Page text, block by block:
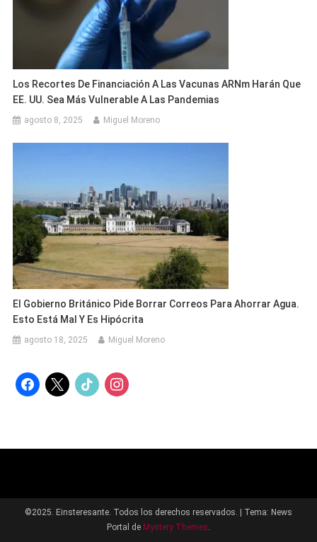
Los Recortes De Financiación A Las Vacunas ARNm Harán Que
EE. UU. Sea Más Vulnerable A Las Pandemias
agosto 8, 2025 Miguel Moreno
El Gobierno Británico Pide Borrar Correos Para Ahorrar Agua.
Esto Está Mal Y Es Hipócrita
agosto 18, 2025 Miguel Moreno
facebook
x tiktok instagram
©2025. Einsteresante. Todos los derechos reservados. | Tema: News
Portal de Mystery Themes